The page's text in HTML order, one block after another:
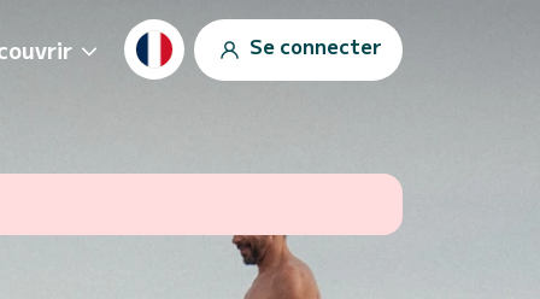
Se connecter